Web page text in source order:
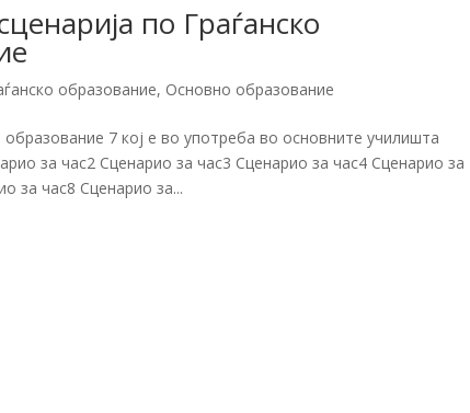
по Граѓанско
образование, Основно образование
7 кој е во употреба во основните училишта
за час2 Сценарио за час3 Сценарио за час4 Сценарио за
за час8 Сценарио за...